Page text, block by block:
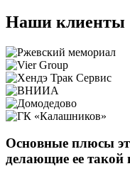
Наши клиенты
Основные плюсы
делающие ее такой